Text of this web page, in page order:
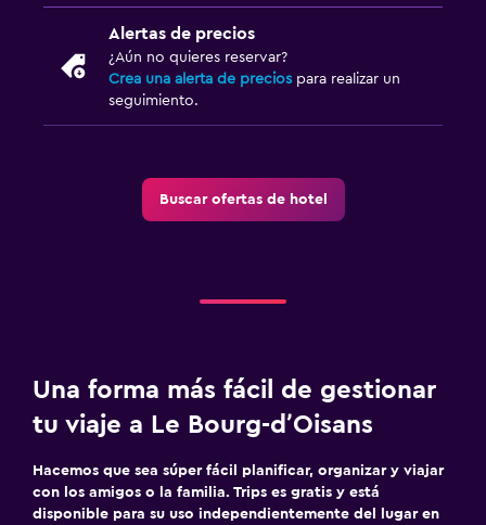
Alertas de precios
¿Aún no quieres reservar?
Crea una alerta de precios para realizar un
seguimiento.
Buscar ofertas de hotel
Una forma más fácil de gestionar
tu viaje a Le Bourg-dʼOisans
Hacemos que sea súper fácil planificar, organizar y viajar
con los amigos o la familia. Trips es gratis y está
disponible para su uso independientemente del lugar en